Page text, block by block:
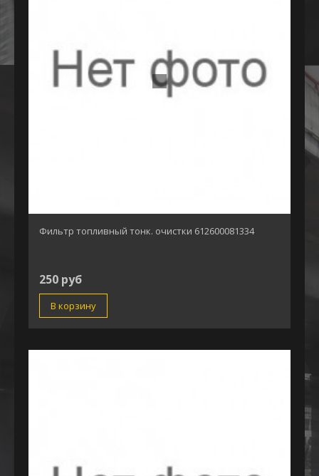
Фильтр топливный тонк. очистки 612600081334
250 руб
В корзину